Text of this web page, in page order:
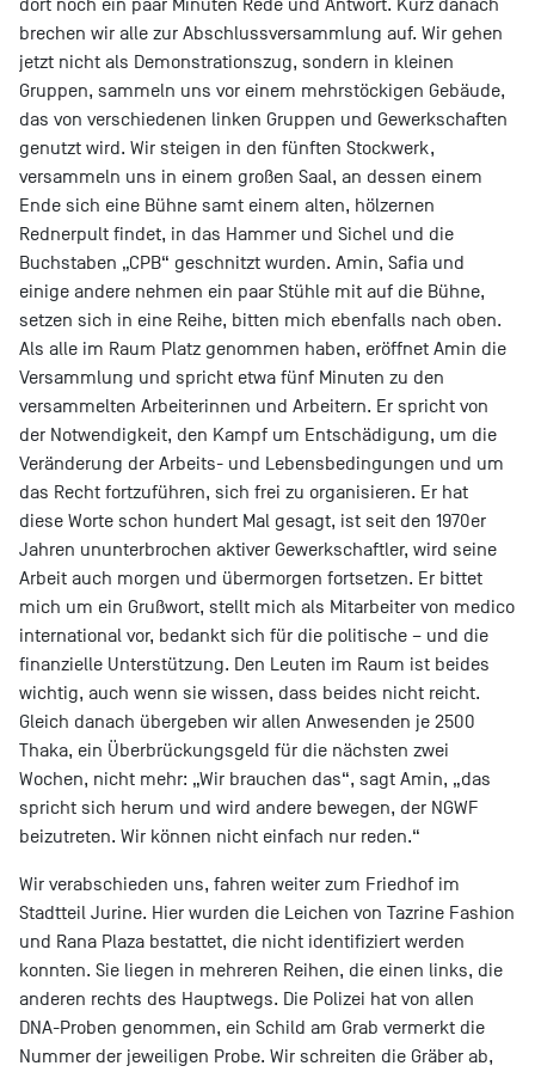
brechen wir alle zur Abschlussversammlung auf. Wir gehen
jetzt nicht als Demonstrationszug, sondern in kleinen
Gruppen, sammeln uns vor einem mehrstöckigen Gebäude,
das von verschiedenen linken Gruppen und Gewerkschaften
genutzt wird. Wir steigen in den fünften Stockwerk,
versammeln uns in einem großen Saal, an dessen einem
Ende sich eine Bühne samt einem alten, hölzernen
Rednerpult findet, in das Hammer und Sichel und die
Buchstaben „CPB“ geschnitzt wurden. Amin, Safia und
einige andere nehmen ein paar Stühle mit auf die Bühne,
setzen sich in eine Reihe, bitten mich ebenfalls nach oben.
Als alle im Raum Platz genommen haben, eröffnet Amin die
Versammlung und spricht etwa fünf Minuten zu den
versammelten Arbeiterinnen und Arbeitern. Er spricht von
der Notwendigkeit, den Kampf um Entschädigung, um die
Veränderung der Arbeits- und Lebensbedingungen und um
das Recht fortzuführen, sich frei zu organisieren. Er hat
diese Worte schon hundert Mal gesagt, ist seit den 1970er
Jahren ununterbrochen aktiver Gewerkschaftler, wird seine
Arbeit auch morgen und übermorgen fortsetzen. Er bittet
mich um ein Grußwort, stellt mich als Mitarbeiter von medico
international vor, bedankt sich für die politische – und die
finanzielle Unterstützung. Den Leuten im Raum ist beides
wichtig, auch wenn sie wissen, dass beides nicht reicht.
Gleich danach übergeben wir allen Anwesenden je 2500
Thaka, ein Überbrückungsgeld für die nächsten zwei
Wochen, nicht mehr: „Wir brauchen das“, sagt Amin, „das
spricht sich herum und wird andere bewegen, der NGWF
beizutreten. Wir können nicht einfach nur reden.“
Wir verabschieden uns, fahren weiter zum Friedhof im
Stadtteil Jurine. Hier wurden die Leichen von Tazrine Fashion
und Rana Plaza bestattet, die nicht identifiziert werden
konnten. Sie liegen in mehreren Reihen, die einen links, die
anderen rechts des Hauptwegs. Die Polizei hat von allen
DNA-Proben genommen, ein Schild am Grab vermerkt die
Nummer der jeweiligen Probe. Wir schreiten die Gräber ab,